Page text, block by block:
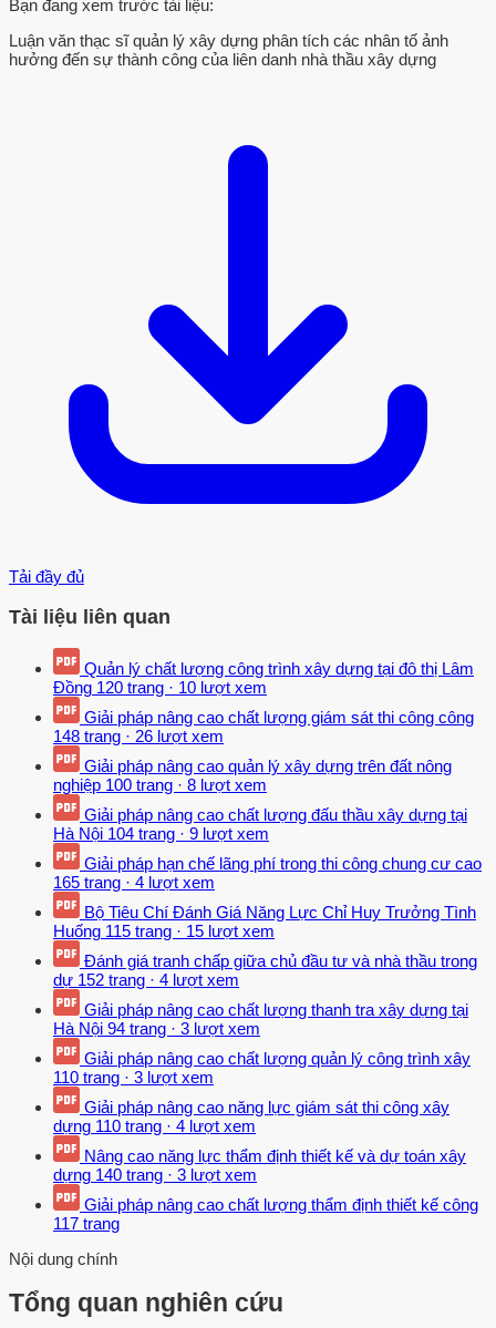
Bạn đang xem trước tài liệu:
Luận văn thạc sĩ quản lý xây dựng phân tích các nhân tố ảnh
hưởng đến sự thành công của liên danh nhà thầu xây dựng
Tải đầy đủ
Tài liệu liên quan
Quản lý chất lượng công trình xây dựng tại đô thị Lâm
Đồng 120 trang · 10 lượt xem
Giải pháp nâng cao chất lượng giám sát thi công công
148 trang · 26 lượt xem
Giải pháp nâng cao quản lý xây dựng trên đất nông
nghiệp 100 trang · 8 lượt xem
Giải pháp nâng cao chất lượng đấu thầu xây dựng tại
Hà Nội 104 trang · 9 lượt xem
Giải pháp hạn chế lãng phí trong thi công chung cư cao
165 trang · 4 lượt xem
Bộ Tiêu Chí Đánh Giá Năng Lực Chỉ Huy Trưởng Tình
Huống 115 trang · 15 lượt xem
Đánh giá tranh chấp giữa chủ đầu tư và nhà thầu trong
dự 152 trang · 4 lượt xem
Giải pháp nâng cao chất lượng thanh tra xây dựng tại
Hà Nội 94 trang · 3 lượt xem
Giải pháp nâng cao chất lượng quản lý công trình xây
110 trang · 3 lượt xem
Giải pháp nâng cao năng lực giám sát thi công xây
dựng 110 trang · 4 lượt xem
Nâng cao năng lực thẩm định thiết kế và dự toán xây
dựng 140 trang · 3 lượt xem
Giải pháp nâng cao chất lượng thẩm định thiết kế công
117 trang
Nội dung chính
Tổng quan nghiên cứu